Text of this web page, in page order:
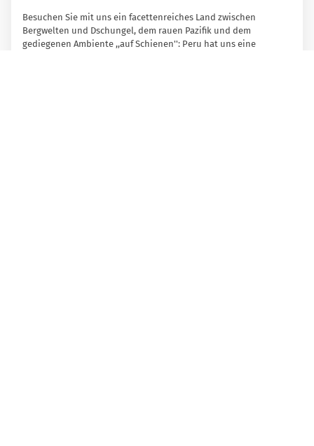
Besuchen Sie mit uns ein facettenreiches Land zwischen
Bergwelten und Dschungel, dem rauen Pazifik und dem
gediegenen Ambiente ,,auf Schienen'': Peru hat uns eine